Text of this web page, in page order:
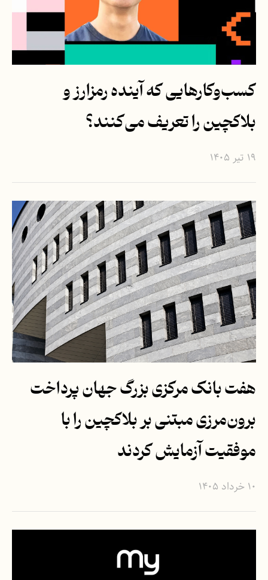
کسب‌وکارهایی که آینده رمزارز و
بلاکچین را تعریف می‌کنند؟
۱۹ تیر ۱۴۰۵
هفت بانک مرکزی بزرگ جهان پرداخت
برون‌مرزی مبتنی بر بلاکچین را با
موفقیت آزمایش کردند
۱۰ خرداد ۱۴۰۵